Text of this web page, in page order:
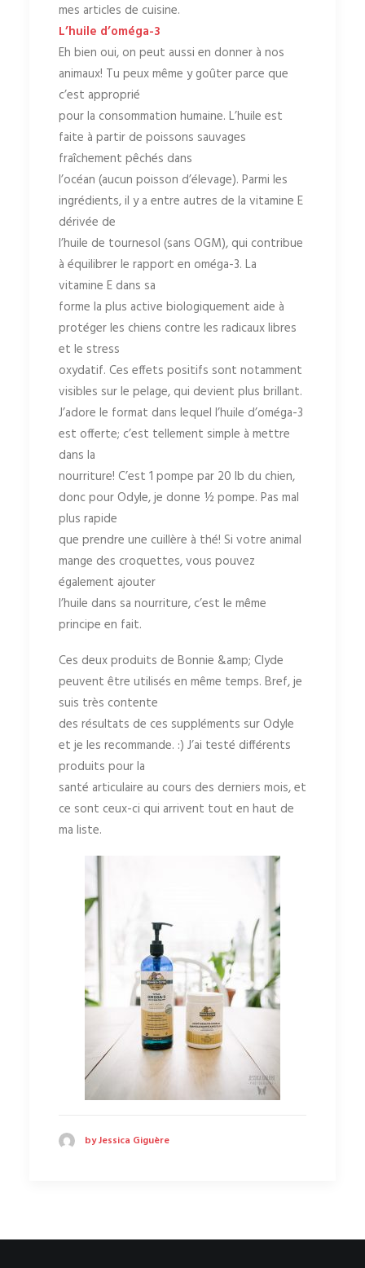
mes articles de cuisine.
L’huile d’oméga-3
Eh bien oui, on peut aussi en donner à nos
animaux! Tu peux même y goûter parce que
c’est approprié
pour la consommation humaine. L’huile est
faite à partir de poissons sauvages
fraîchement pêchés dans
l’océan (aucun poisson d’élevage). Parmi les
ingrédients, il y a entre autres de la vitamine E
dérivée de
l’huile de tournesol (sans OGM), qui contribue
à équilibrer le rapport en oméga-3. La
vitamine E dans sa
forme la plus active biologiquement aide à
protéger les chiens contre les radicaux libres
et le stress
oxydatif. Ces effets positifs sont notamment
visibles sur le pelage, qui devient plus brillant.
J’adore le format dans lequel l’huile d’oméga-3
est offerte; c’est tellement simple à mettre
dans la
nourriture! C’est 1 pompe par 20 lb du chien,
donc pour Odyle, je donne ½ pompe. Pas mal
plus rapide
que prendre une cuillère à thé! Si votre animal
mange des croquettes, vous pouvez
également ajouter
l’huile dans sa nourriture, c’est le même
principe en fait.
Ces deux produits de Bonnie &amp; Clyde
peuvent être utilisés en même temps. Bref, je
suis très contente
des résultats de ces suppléments sur Odyle
et je les recommande. :) J’ai testé différents
produits pour la
santé articulaire au cours des derniers mois, et
ce sont ceux-ci qui arrivent tout en haut de
ma liste.
by Jessica Giguère